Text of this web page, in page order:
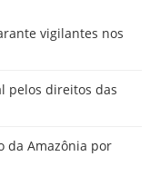
vigilantes nos
pelos direitos das
da Amazônia por